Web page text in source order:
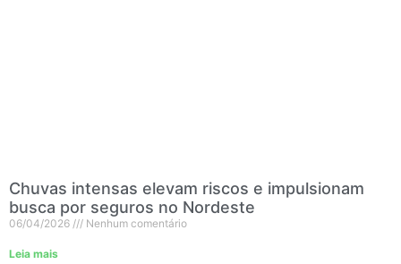
Chuvas intensas elevam riscos e impulsionam
busca por seguros no Nordeste
06/04/2026 Nenhum comentário
Leia mais